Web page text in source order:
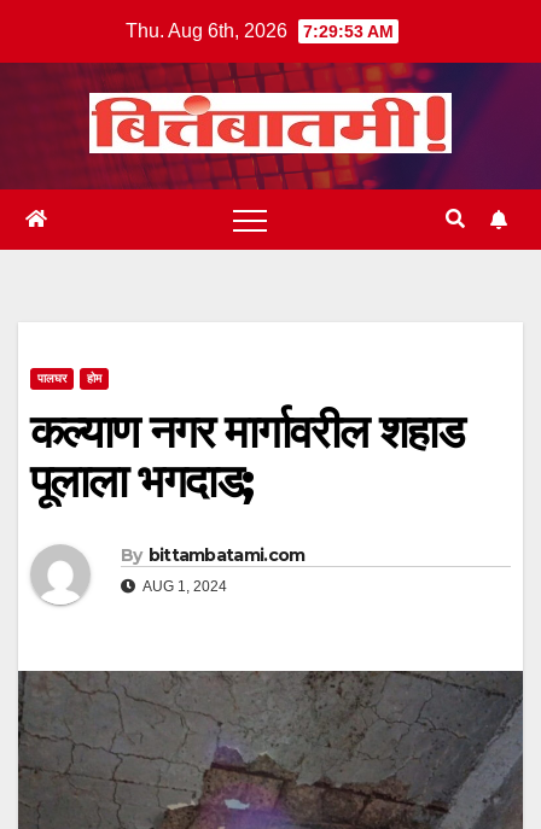
Thu. Aug 6th, 2026 7:29:53 AM
पालघर होम
कल्याण नगर मार्गावरील शहाड
पूलाला भगदाड;
By bittambatami.com
AUG 1, 2024